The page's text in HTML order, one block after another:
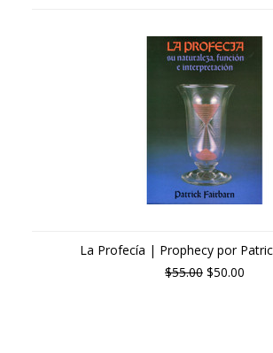
La Profecía | Prophecy por
$55.00 $50.00